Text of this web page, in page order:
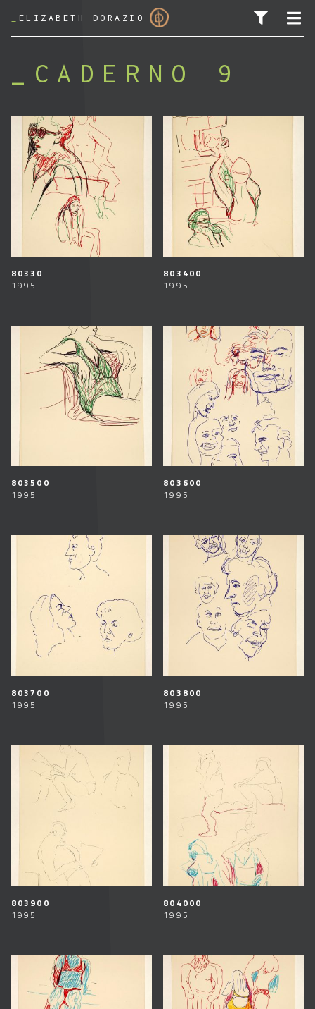
ELIZABETH DORAZIO
CADERNO 9
PESQUISAR POR:
80330
1995
803400
1995
803500
1995
803600
1995
803700
1995
803800
1995
803900
1995
804000
1995